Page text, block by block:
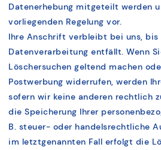
Datenerhebung mitgeteilt werden
vorliegenden Regelung vor.
Ihre Anschrift verbleibt bei uns,
Datenverarbeitung entfällt. Wenn
Löschersuchen geltend machen
Postwerbung widerrufen, werden
sofern wir keine anderen rechtlich
die Speicherung Ihrer
B. steuer- oder handelsrechtliche
im letztgenannten Fall erfolgt die